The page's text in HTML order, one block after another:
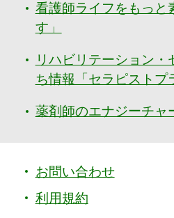
看護師ライフをもっと
す」
リハビリテーション・
ち情報「セラピストプ
薬剤師のエナジーチャ
お問い合わせ
利用規約